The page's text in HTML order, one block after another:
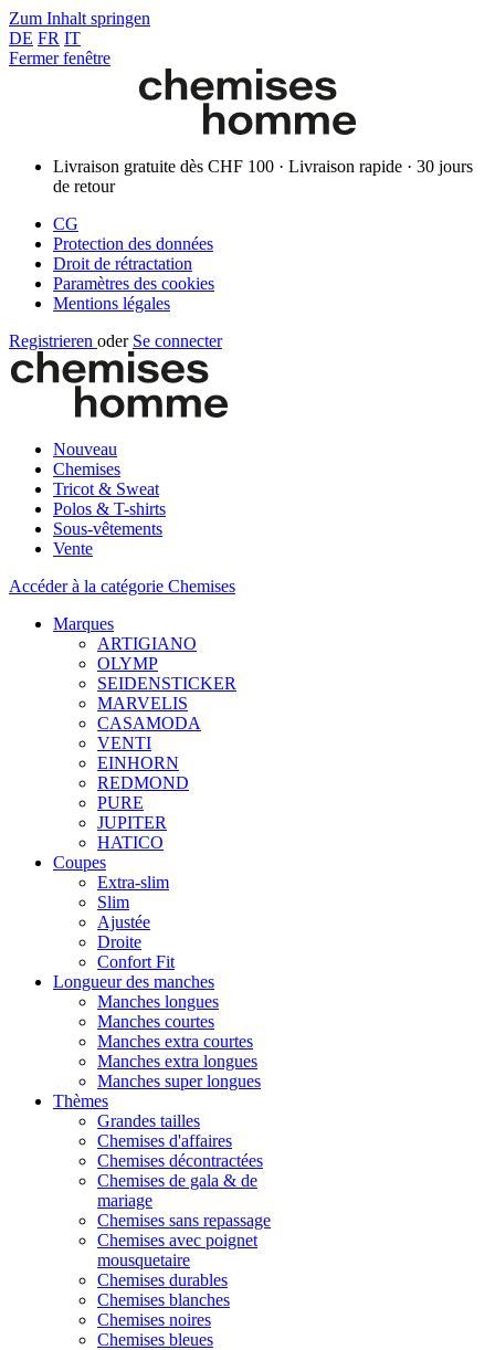
Zum Inhalt springen
DE FR IT
Fermer fenêtre
Livraison gratuite dès CHF 100 · Livraison rapide · 30 jours
de retour
CG
Protection des données
Droit de rétractation
Paramètres des cookies
Mentions légales
Registrieren oder Se connecter
Nouveau
Chemises
Tricot & Sweat
Polos & T-shirts
Sous-vêtements
Vente
Accéder à la catégorie Chemises
Marques
ARTIGIANO
OLYMP
SEIDENSTICKER
MARVELIS
CASAMODA
VENTI
EINHORN
REDMOND
PURE
JUPITER
HATICO
Coupes
Extra-slim
Slim
Ajustée
Droite
Confort Fit
Longueur des manches
Manches longues
Manches courtes
Manches extra courtes
Manches extra longues
Manches super longues
Thèmes
Grandes tailles
Chemises d'affaires
Chemises décontractées
Chemises de gala & de
mariage
Chemises sans repassage
Chemises avec poignet
mousquetaire
Chemises durables
Chemises blanches
Chemises noires
Chemises bleues